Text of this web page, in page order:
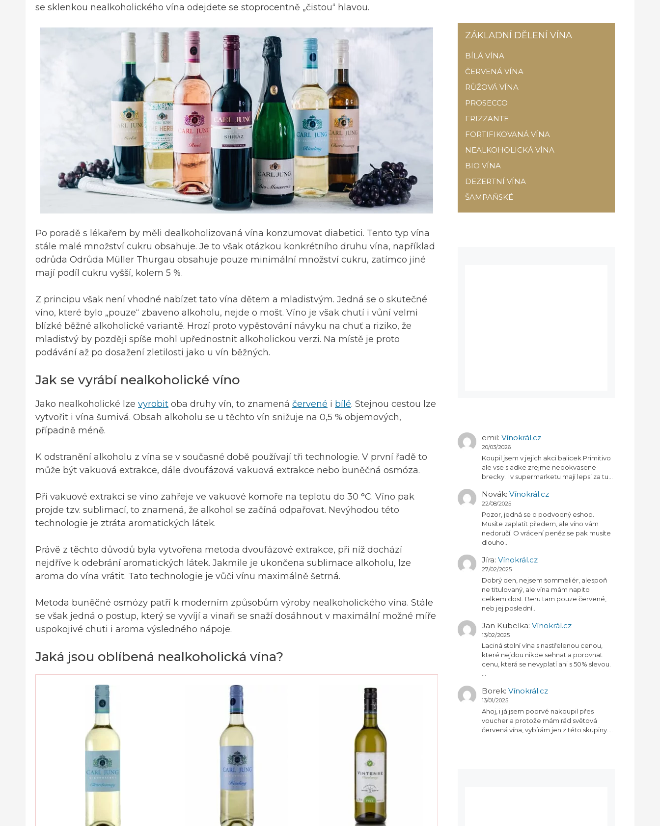
se sklenkou nealkoholického vína odejdete se stoprocentně „čistou“ hlavou.
Po poradě s lékařem by měli dealkoholizovaná vína konzumovat diabetici. Tento typ vína
stále malé množství cukru obsahuje. Je to však otázkou konkrétního druhu vína, například
odrůda Odrůda Müller Thurgau obsahuje pouze minimální množství cukru, zatímco jiné
mají podíl cukru vyšší, kolem 5 %.
Z principu však není vhodné nabízet tato vína dětem a mladistvým. Jedná se o skutečné
víno, které bylo „pouze“ zbaveno alkoholu, nejde o mošt. Víno je však chutí i vůní velmi
blízké běžné alkoholické variantě. Hrozí proto vypěstování návyku na chuť a riziko, že
mladistvý by později spíše mohl upřednostnit alkoholickou verzi. Na místě je proto
podávání až po dosažení zletilosti jako u vín běžných.
Jak se vyrábí nealkoholické víno
Jako nealkoholické lze vyrobit oba druhy vín, to znamená červené i bílé. Stejnou cestou lze
vytvořit i vína šumivá. Obsah alkoholu se u těchto vín snižuje na 0,5 % objemových,
případně méně.
K odstranění alkoholu z vína se v současné době používají tři technologie. V první řadě to
může být vakuová extrakce, dále dvoufázová vakuová extrakce nebo buněčná osmóza.
Při vakuové extrakci se víno zahřeje ve vakuové komoře na teplotu do 30 °C. Víno pak
projde tzv. sublimací, to znamená, že alkohol se začíná odpařovat. Nevýhodou této
technologie je ztráta aromatických látek.
Právě z těchto důvodů byla vytvořena metoda dvoufázové extrakce, při níž dochází
nejdříve k odebrání aromatických látek. Jakmile je ukončena sublimace alkoholu, lze
aroma do vína vrátit. Tato technologie je vůči vínu maximálně šetrná.
Metoda buněčné osmózy patří k moderním způsobům výroby nealkoholického vína. Stále
se však jedná o postup, který se vyvíjí a vinaři se snaží dosáhnout v maximální možné míře
uspokojivé chuti i aroma výsledného nápoje.
Jaká jsou oblíbená nealkoholická vína?
ZÁKLADNÍ DĚLENÍ VÍNA
BÍLÁ VÍNA
ČERVENÁ VÍNA
RŮŽOVÁ VÍNA
PROSECCO
FRIZZANTE
FORTIFIKOVANÁ VÍNA
NEALKOHOLICKÁ VÍNA
BIO VÍNA
DEZERTNÍ VÍNA
ŠAMPAŇSKÉ
emil: Vínokrál.cz
20/03/2026
Koupil jsem v jejich akci balicek Primitivo
ale vse sladke zrejme nedokvasene
brecky. I v supermarketu maji lepsi za tu…
Novák: Vínokrál.cz
22/08/2025
Pozor, jedná se o podvodný eshop.
Musíte zaplatit předem, ale víno vám
nedoručí. O vrácení peněz se pak musíte
dlouho…
Jíra: Vínokrál.cz
27/02/2025
Dobrý den, nejsem sommeliér, alespoň
ne titulovaný, ale vína mám napito
celkem dost. Beru tam pouze červené,
neb jej poslední…
Jan Kubelka: Vínokrál.cz
13/02/2025
Laciná stolní vína s nastřelenou cenou,
které nejdou nikde sehnat a porovnat
cenu, která se nevyplatí ani s 50% slevou.
…
Borek: Vínokrál.cz
13/01/2025
Ahoj, i já jsem poprvé nakoupil přes
voucher a protože mám rád světová
červená vína, vybírám jen z této skupiny.…